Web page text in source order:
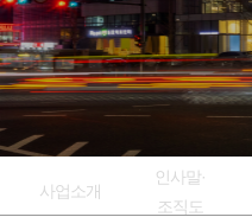
사업소개
인사말·
조직도